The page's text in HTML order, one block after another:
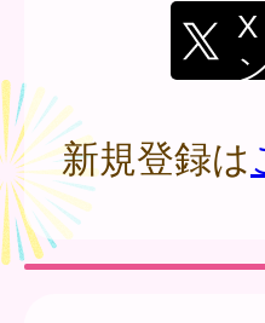
ン
新規登録は